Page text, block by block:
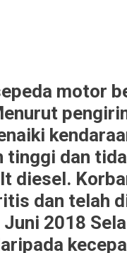
motor
tinggi dan
diesel.
dan telah
2018